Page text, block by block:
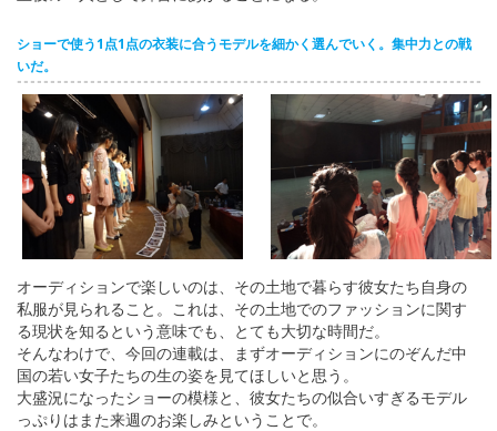
ショーで使う1点1点の衣装に合うモデルを細かく選んでいく。集中力との戦
いだ。
オーディションで楽しいのは、その土地で暮らす彼女たち自身の
私服が見られること。これは、その土地でのファッションに関す
る現状を知るという意味でも、とても大切な時間だ。
そんなわけで、今回の連載は、まずオーディションにのぞんだ中
国の若い女子たちの生の姿を見てほしいと思う。
大盛況になったショーの模様と、彼女たちの似合いすぎるモデル
っぷりはまた来週のお楽しみということで。